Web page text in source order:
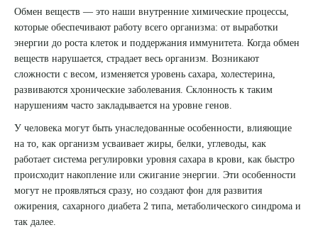
Правовая информация
Пользовательское соглашение
Инструментальная диагностика
Хирургический стационар
Подготовка к анализам
Подготовка к диагностике
Филиалы
8 (863) 309-05-06
ЗАКАЗАТЬ ЗВОНОК
ЗАПИСЬ ОНЛАЙН
Обмен веществ — это наши внутренние химические процессы,
которые обеспечивают работу всего организма: от выработки
энергии до роста клеток и поддержания иммунитета. Когда обмен
веществ нарушается, страдает весь организм. Возникают
сложности с весом, изменяется уровень сахара, холестерина,
развиваются хронические заболевания. Склонность к таким
нарушениям часто закладывается на уровне генов.
У человека могут быть унаследованные особенности, влияющие
на то, как организм усваивает жиры, белки, углеводы, как
работает система регулировки уровня сахара в крови, как быстро
происходит накопление или сжигание энергии. Эти особенности
могут не проявляться сразу, но создают фон для развития
ожирения, сахарного диабета 2 типа, метаболического синдрома и
так далее.